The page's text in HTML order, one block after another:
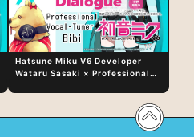
Hatsune Miku V6 Developer
Wataru Sasaki × Professional
Vocal Expression Lies in “Love
for the singing characters” and